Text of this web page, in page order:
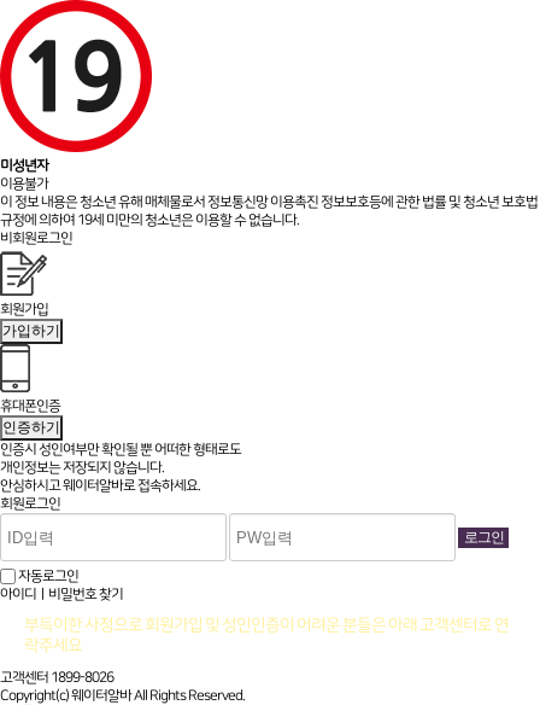
미성년자
이용불가
이 정보 내용은 청소년 유해 매체물로서 정보통신망 이용촉진 정보보호등에 관한 법률 및 청소년 보호법
규정에 의하여 19세 미만의 청소년은 이용할 수 없습니다.
비회원로그인
회원가입
가입하기
휴대폰인증
인증하기
인증시 성인여부만 확인될 뿐어떠한 형태로도
개인정보는 저장되지 않습니다.
안심하시고 웨이터알바로 접속하세요.
회원로그인
자동로그인
아이디ㅣ비밀번호 찾기
부득이한 사정으로 회원가입 및 성인인증이 어려운 분들은 아래 고객센터로 연
락주세요
고객센터 1899-8026
Copyright(c) 웨이터알바 All Rights Reserved.